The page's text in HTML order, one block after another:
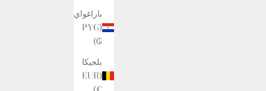
باراغواي
(PYG
₲)
بلجيكا
(EUR